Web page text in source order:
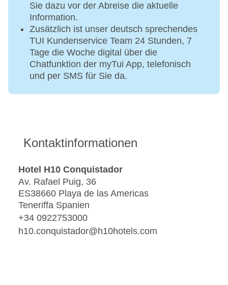
Sie dazu vor der Abreise die aktuelle
Information.
Zusätzlich ist unser deutsch sprechendes
TUI Kundenservice Team 24 Stunden, 7
Tage die Woche digital über die
Chatfunktion der myTui App, telefonisch
und per SMS für Sie da.
Kontaktinformationen
Hotel H10 Conquistador
Av. Rafael Puig, 36
ES38660 Playa de las Americas
Teneriffa Spanien
+34 0922753000
h10.conquistador@h10hotels.com